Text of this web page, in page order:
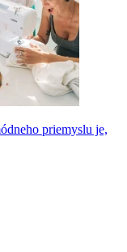
priemyslu je,